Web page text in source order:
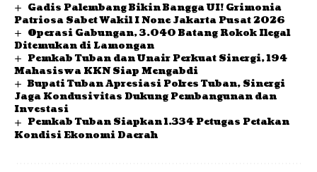
Gadis Palembang Bikin Bangga UI! Grimonia
Patriosa Sabet Wakil I None Jakarta Pusat 2026
Operasi Gabungan, 3.040 Batang Rokok Ilegal
Ditemukan di Lamongan
Pemkab Tuban dan Unair Perkuat Sinergi, 194
Mahasiswa KKN Siap Mengabdi
Bupati Tuban Apresiasi Polres Tuban, Sinergi
Jaga Kondusivitas Dukung Pembangunan dan
Investasi
Pemkab Tuban Siapkan 1.334 Petugas Petakan
Kondisi Ekonomi Daerah